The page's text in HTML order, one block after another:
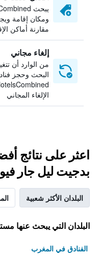
ومكان إقامة
مقارنة أماكن
إلغاء مجاني
من الوارد أن
البحث وحجز
الإلغاء المجاني
اعثر على نتائج
بدجيت ليل جار
البلدان الأكثر شعبية
البلدان التي يبحث عنها
الفنادق في المغرب